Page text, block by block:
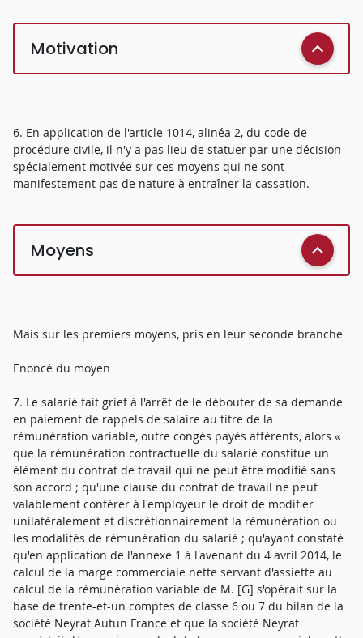
Motivation
6. En application de l'article 1014, alinéa 2, du code de
procédure civile, il n'y a pas lieu de statuer par une décision
spécialement motivée sur ces moyens qui ne sont
manifestement pas de nature à entraîner la cassation.
Moyens
Mais sur les premiers moyens, pris en leur seconde branche
Enoncé du moyen
7. Le salarié fait grief à l'arrêt de le débouter de sa demande
en paiement de rappels de salaire au titre de la
rémunération variable, outre congés payés afférents, alors «
que la rémunération contractuelle du salarié constitue un
élément du contrat de travail qui ne peut être modifié sans
son accord ; qu'une clause du contrat de travail ne peut
valablement conférer à l'employeur le droit de modifier
unilatéralement et discrétionnairement la rémunération ou
les modalités de rémunération du salarié ; qu'ayant constaté
qu'en application de l'annexe 1 à l'avenant du 4 avril 2014, le
calcul de la marge commerciale nette servant d'assiette au
calcul de la rémunération variable de M. [G] s'opérait sur la
base de trente-et-un comptes de classe 6 ou 7 du bilan de la
société Neyrat Autun France et que la société Neyrat